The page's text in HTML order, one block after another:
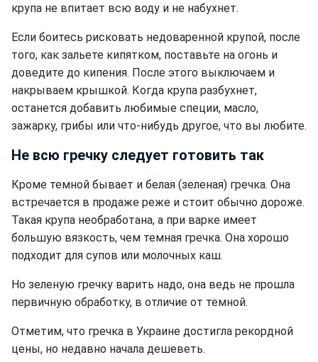
крупа не впитает всю воду и не набухнет.
Если боитесь рисковать недоваренной крупой, после
того, как зальете кипятком, поставьте на огонь и
доведите до кипения. После этого выключаем и
накрываем крышкой. Когда крупа разбухнет,
останется добавить любимые специи, масло,
зажарку, грибы или что-нибудь другое, что вы любите.
Не всю гречку следует готовить так
Кроме темной бывает и белая (зеленая) гречка. Она
встречается в продаже реже и стоит обычно дороже.
Такая крупа необработана, а при варке имеет
большую вязкость, чем темная гречка. Она хорошо
подходит для супов или молочных каш.
Но зеленую гречку варить надо, она ведь не прошла
первичную обработку, в отличие от темной.
Отметим, что гречка в Украине достигла рекордной
цены, но недавно начала дешеветь.